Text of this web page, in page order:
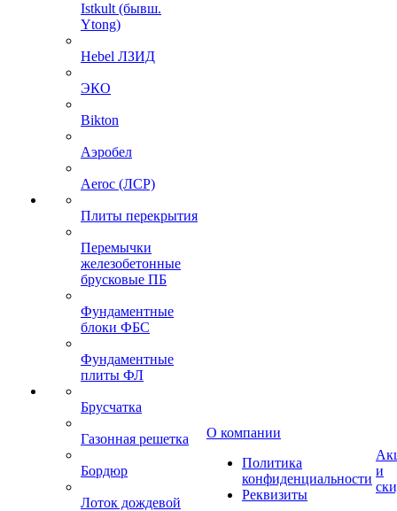
Istkult (бывш.
Ytong)
Hebel ЛЗИД
ЭКО
Bikton
Аэробел
Aeroc (ЛСР)
Плиты перекрытия
Перемычки
железобетонные
брусковые ПБ
Фундаментные
блоки ФБС
Фундаментные
плиты ФЛ
Брусчатка
Газонная решетка
Бордюр
Лоток дождевой
О компании
Политика
конфиденциальности
Реквизиты
и